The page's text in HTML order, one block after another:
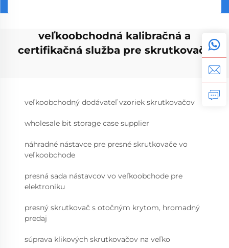
veľkoobchodná kalibračná a
certifikačná služba pre skrutkovače
veľkoobchodný dodávateľ vzoriek skrutkovačov
wholesale bit storage case supplier
náhradné nástavce pre presné skrutkovače vo
veľkoobchode
presná sada nástavcov vo veľkoobchode pre
elektroniku
presný skrutkovač s otočným krytom, hromadný
predaj
súprava klikových skrutkovačov na veľko